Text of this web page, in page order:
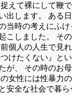
えて裸にして鞭
出します。 ある
当時の考えにふ
こしました。 そ
個人の人生で見
けたくない』と
が、 その時のお
女性には性暴力
安全な社会で暮